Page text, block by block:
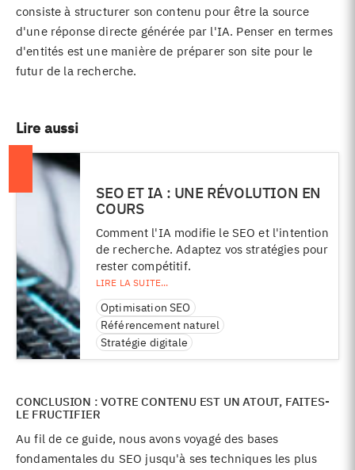
consiste à structurer son contenu pour être la source
d'une réponse directe générée par l'IA. Penser en termes
d'entités est une manière de préparer son site pour le
futur de la recherche.
Lire aussi
SEO ET IA : UNE RÉVOLUTION EN
COURS
Comment l'IA modifie le SEO et l'intention
de recherche. Adaptez vos stratégies pour
rester compétitif.
Optimisation SEO
Référencement naturel
Stratégie digitale
CONCLUSION : VOTRE CONTENU EST UN ATOUT, FAITES-
LE FRUCTIFIER
Au fil de ce guide, nous avons voyagé des bases
fondamentales du SEO jusqu'à ses techniques les plus